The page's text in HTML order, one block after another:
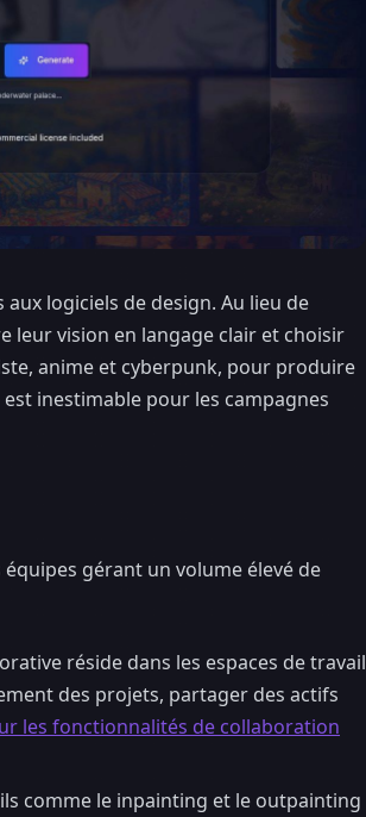
logiciels de design. Au lieu de
leur vision en langage clair et choisir
anime et cyberpunk, pour produire
inestimable pour les campagnes
gérant un volume élevé de
réside dans les espaces de travail
des projets, partager des actifs
les fonctionnalités de collaboration
comme le inpainting et le outpainting